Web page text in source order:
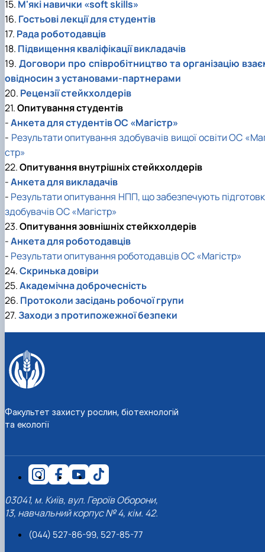
15. М'які навички «soft skills»
16. Гостьові лекції для студентів
17. Рада роботодавців
18. Підвищення кваліфікації викладачів
19.Договори про співробітництво та організацію
овідносин з установами-партнерами
20. Рецензії стейкхолдерів
21.Опитування студентів
-Анкета для студентів ОС «Магістр»
- Результати опитування здобувачів вищої освіти ОС
стр»
22.Опитування внутрішніх стейкхолдерів
-Анкета для викладачів
- Результати опитування НПП, що забезпечують
здобувачів ОС «Магістр»
23.Опитування зовнішніх стейкхолдерів
-Анкета для роботодавців
- Результати опитування роботодавців ОС «Магістр»
24.Скринька довіри
25.Академічна доброчесність
26. Протоколи засідань робочої групи
27.Заходи з протипожежної безпеки
Факультет захисту рослин, біотехнологій
та екології
03041, м. Київ, вул. Героїв Оборони,
13, навчальний корпус № 4, кім. 42.
(044) 527-86-99, 527-85-77